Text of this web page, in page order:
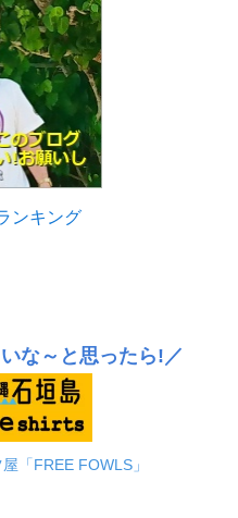
ンキング
な～と思ったら!／
「FREE FOWLS」